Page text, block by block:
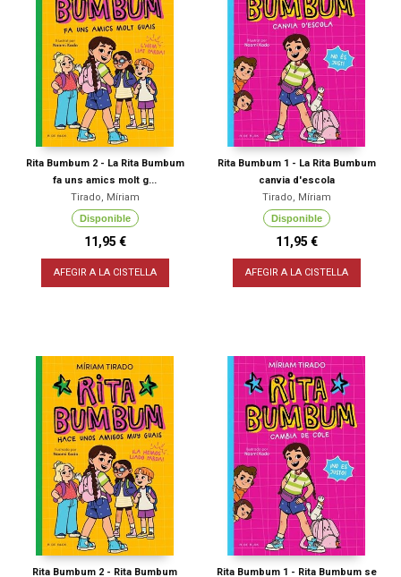
Rita Bumbum 2 - La Rita Bumbum
fa uns amics molt g...
Tirado, Míriam
Disponible
11,95 €
AFEGIR A LA CISTELLA
Rita Bumbum 1 - La Rita Bumbum
canvia d'escola
Tirado, Míriam
Disponible
11,95 €
AFEGIR A LA CISTELLA
Rita Bumbum 2 - Rita Bumbum
Rita Bumbum 1 - Rita Bumbum se